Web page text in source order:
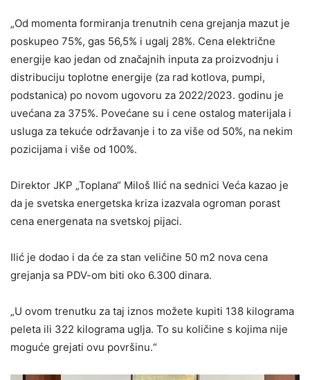
„Od momenta formiranja trenutnih cena grejanja mazut je
poskupeo 75%, gas 56,5% i ugalj 28%. Cena električne
energije kao jedan od značajnih inputa za proizvodnju i
distribuciju toplotne energije (za rad kotlova, pumpi,
podstanica) po novom ugovoru za 2022/2023. godinu je
uvećana za 375%. Povećane su i cene ostalog materijala i
usluga za tekuće održavanje i to za više od 50%, na nekim
pozicijama i više od 100%.
Direktor JKP „Toplana“ Miloš Ilić na sednici Veća kazao je
da je svetska energetska kriza izazvala ogroman porast
cena energenata na svetskoj pijaci.
Ilić je dodao i da će za stan veličine 50 m2 nova cena
grejanja sa PDV-om biti oko 6.300 dinara.
„U ovom trenutku za taj iznos možete kupiti 138 kilograma
peleta ili 322 kilograma uglja. To su količine s kojima nije
moguće grejati ovu površinu.“